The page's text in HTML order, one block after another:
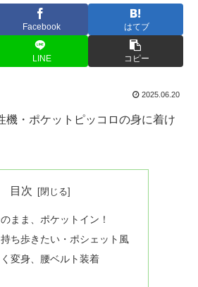
Facebook はてブ
LINE コピー
2025.06.20
機・ポケットピッコロの身に着け
目次
まま、ポケットイン！
ち歩きたい・ポシェット風
変身、腰ベルト装着